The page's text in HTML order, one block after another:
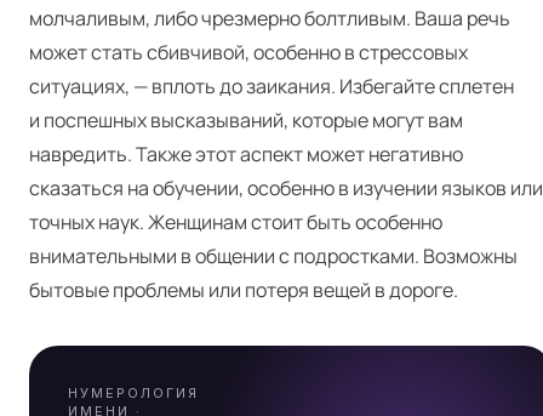
молчаливым, либо чрезмерно болтливым. Ваша речь
может стать сбивчивой, особенно в стрессовых
ситуациях, — вплоть до заикания. Избегайте сплетен
и поспешных высказываний, которые могут вам
навредить. Также этот аспект может негативно
сказаться на обучении, особенно в изучении языков или
точных наук. Женщинам стоит быть особенно
внимательными в общении с подростками. Возможны
бытовые проблемы или потеря вещей в дороге.
НУМЕРОЛОГИЯ
ИМЕНИ ·